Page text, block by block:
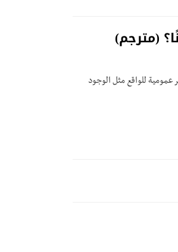
(مترجم)
عمومية للواقع مثل الوجود